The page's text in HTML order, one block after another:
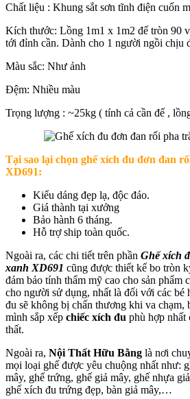
Chất liệu : Khung sắt sơn tĩnh điện cuốn
Kích thước: Lồng 1m1 x 1m2 đế tròn 90
tới đỉnh cần. Dành cho 1 người ngồi chịu
Màu sắc: Như ảnh
Đệm: Nhiều màu
Trọng lượng : ~25kg ( tính cả cần đế ,
Tại sao lại chọn ghế xích đu đơn đan
XD691:
Kiểu dáng đẹp lạ, độc đáo.
Giá thành tại xưởng
Bảo hành 6 tháng.
Hỗ trợ ship toàn quốc.
Ngoài ra, các chi tiết trên phần Ghế xích
xanh XD691 cũng được thiết kế bo tròn
đảm bảo tính thẩm mỹ cao cho sản phẩm
cho người sử dụng, nhất là đối với các bé
đu sẽ không bị chấn thương khi va chạm,
mình sắp xếp chiếc xích đu phù hợp nhất
thất.
Ngoài ra, Nội Thất Hữu Bằng là nơi
mọi loại ghế được yêu chuộng nhất như:
mây, ghế trứng, ghế giả mây, ghế nhựa
ghế xích đu trứng đẹp, bàn giả mây,…